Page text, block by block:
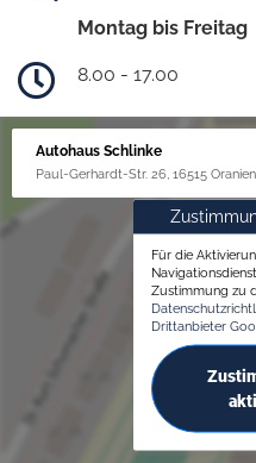
Montag bis Freitag
8.00 - 17.00
Autohaus Schlinke
Paul-Gerhardt-Str. 26, 16515
Für die
Zustimmung zu
Drittanbieter